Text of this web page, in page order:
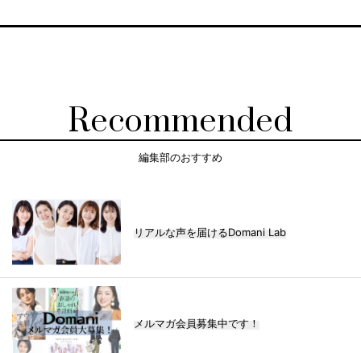
Recommended
編集部のおすすめ
リアルな声を届けるDomani Lab
メルマガ会員募集中です！